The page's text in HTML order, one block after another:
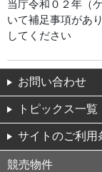
当庁令和０２年（
いて補足事項があ
してください
お問い合わせ
トピックス一覧
サイトのご利用
競売物件